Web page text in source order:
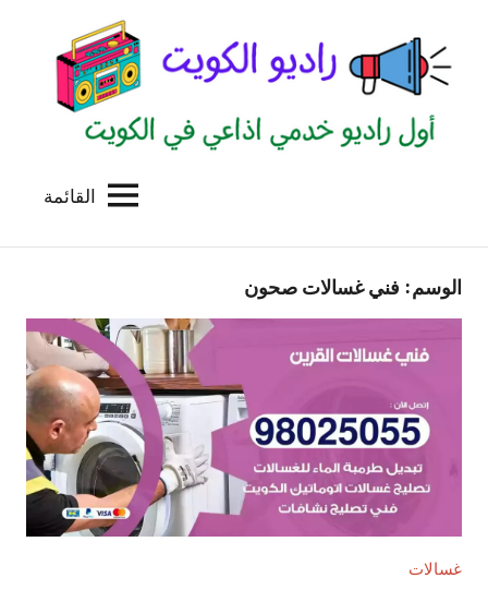
المحتوى
الكويت
للاعلانات
القائمة
الوسم: فني غسالات صحون
غسالات